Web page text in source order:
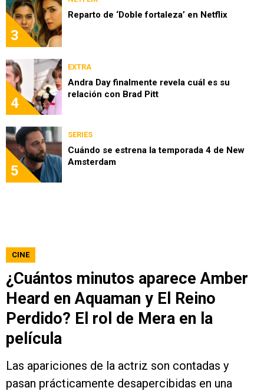
3
Reparto de ‘Doble fortaleza’ en Netflix
4
EXTRA
Andra Day finalmente revela cuál es su
relación con Brad Pitt
5
SERIES
Cuándo se estrena la temporada 4 de New
Amsterdam
CINE
¿Cuántos minutos aparece Amber
Heard en Aquaman y El Reino
Perdido? El rol de Mera en la
película
Las apariciones de la actriz son contadas y
pasan prácticamente desapercibidas en una